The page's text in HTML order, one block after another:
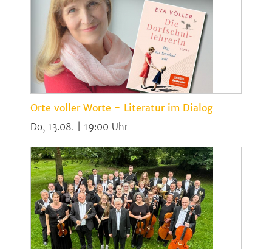
Orte voller Worte - Literatur im Dialog
Do, 13.08. | 19:00